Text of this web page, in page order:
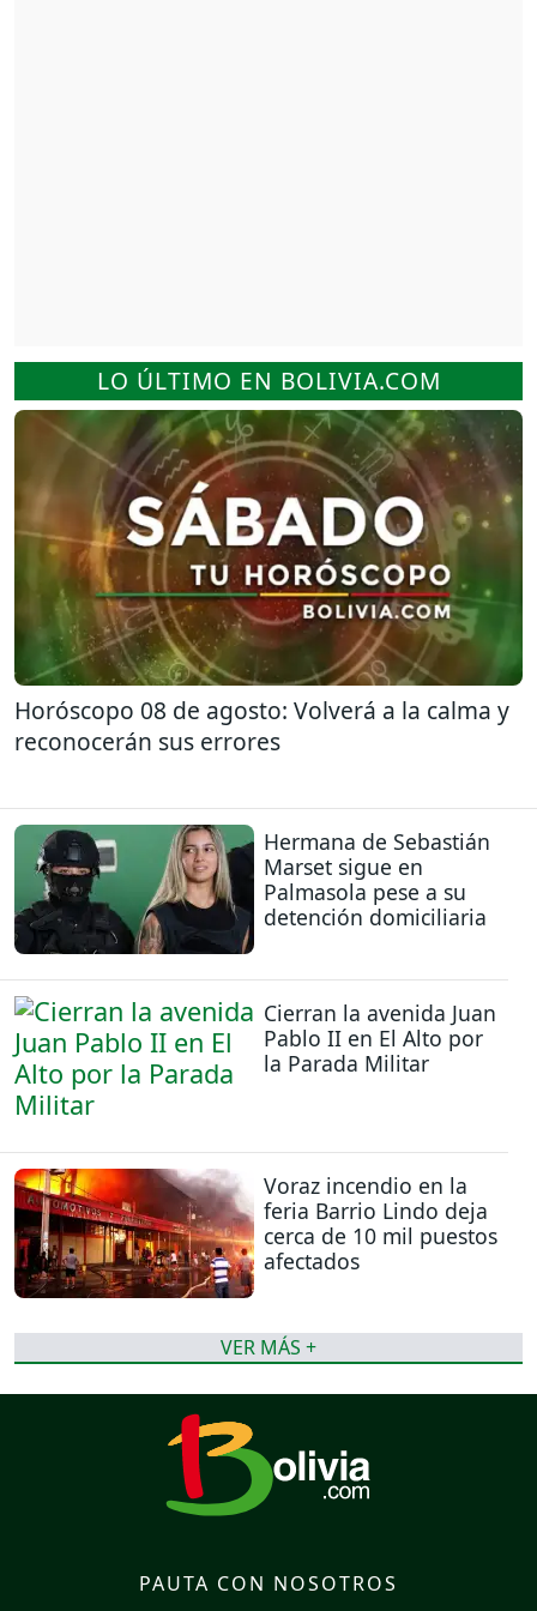
LO ÚLTIMO EN BOLIVIA.COM
Horóscopo 08 de agosto: Volverá a la calma y
reconocerán sus errores
Hermana de Sebastián
Marset sigue en
Palmasola pese a su
detención domiciliaria
Cierran la avenida Juan
Pablo II en El Alto por
la Parada Militar
Voraz incendio en la
feria Barrio Lindo deja
cerca de 10 mil puestos
afectados
VER MÁS +
PAUTA CON NOSOTROS